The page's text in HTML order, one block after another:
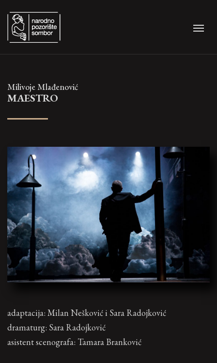
Milivoje Mlađenović
MAESTRO
adaptacija: Milan Nešković i Sara Radojković
dramaturg: Sara Radojković
asistent scenografa: Tamara Branković